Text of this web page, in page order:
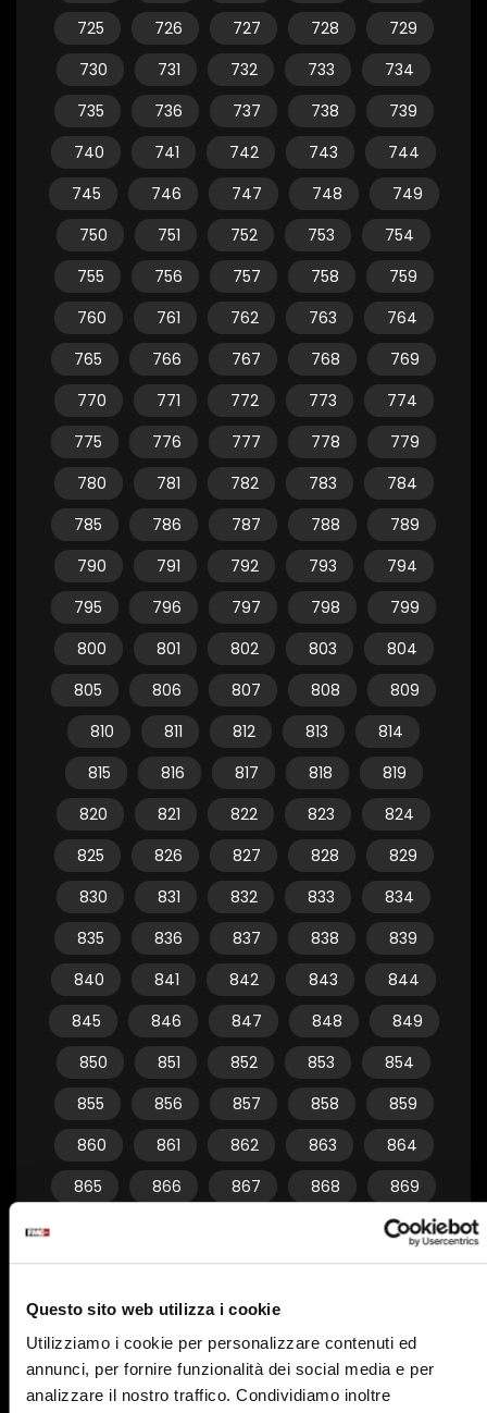
Questo sito web utilizza i cookie
Utilizziamo i cookie per personalizzare contenuti ed
annunci, per fornire funzionalità dei social media e per
analizzare il nostro traffico. Condividiamo inoltre
725
726 727 728
729
730
731 732 733
734
735
736 737 738
739
740
741 742 743
744
745
746 747 748
749
750
751 752 753
754
755
756 757 758
759
760
761 762 763
764
765
766 767 768
769
770
771 772 773
774
775
776 777 778
779
780
781 782 783
784
785
786 787 788
789
790
791 792 793
794
795
796 797 798
799
800
801 802 803
804
805
806 807 808
809
810
811 812 813
814
815
816 817 818
819
820
821 822 823
824
825
826 827 828
829
830
831 832 833
834
835
836 837 838
839
840
841 842 843
844
845
846 847 848
849
850
851 852 853
854
855
856 857 858
859
860
861 862 863
864
865
866 867 868
869
874
875
876 877 878
879
880
881 882
885
886 887 888
889
890
891 892 893 894